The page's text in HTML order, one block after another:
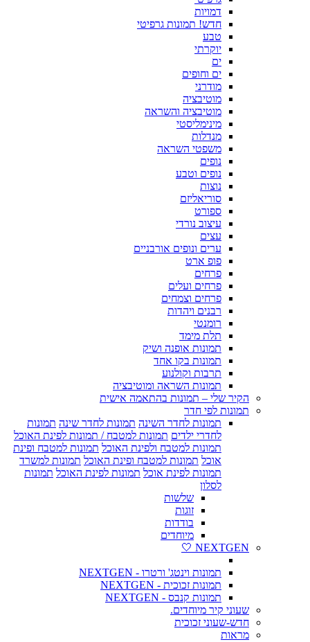
דמויות
חדש! תמונות גרפיטי
טבע
יוקרתי
ים
ים וחופים
מודרני
מוטיבציה
מוטיבציה והשראה
מינימליסטי
מנדלות
משפטי השראה
נופים
נופים וטבע
נוצות
סוריאליזם
ספורט
עיצוב נורדי
עצים
ערים ונופים אורבניים
פופ ארט
פרחים
פרחים ועלים
פרחים וצמחים
רבנים ויהדות
רומנטי
תלת מימד
תמונות אופנה ושיק
תמונות בקו אחד
תרבות וקולנוע
תמונות השראה ומוטיבציה
הקיר שלי – תמונות בהתאמה אישית
תמונות לפי חדר
תמונות לחדר השינה תמונות לחדר שינה תמונות
לחדרי ילדים תמונות למטבח / תמונות לפינת האוכל
תמונות למטבח ולפינת האוכל תמונות למטבח ופינת
אוכל תמונות למטבח ופינת האוכל תמונות למשרד
תמונות לפינת אוכל תמונות לפינת האוכל תמונות
לסלון
שלשות
זוגות
בודדות
מיוחדים
NEXTGEN 🤍
תמונות וינטג' ורטרו - NEXTGEN
תמונות זכוכית - NEXTGEN
תמונות קנבס - NEXTGEN
שעוני קיר מיוחדים.
חדש-שעוני זכוכית
מראות